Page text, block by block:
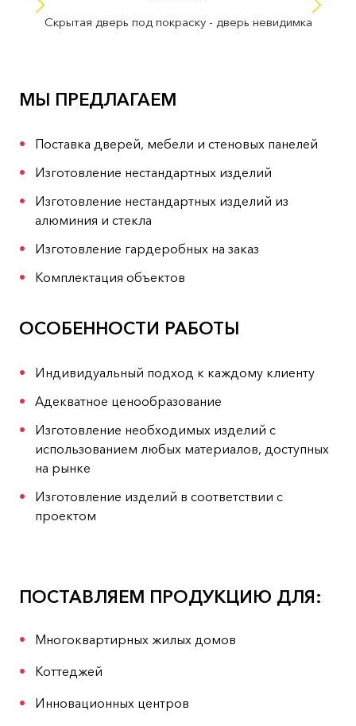
Скрытая дверь под покраску - дверь невидимка
МЫ ПРЕДЛАГАЕМ
Поставка дверей, мебели и стеновых панелей
Изготовление нестандартных изделий
Изготовление нестандартных изделий из
алюминия и стекла
Изготовление гардеробных на заказ
Комплектация объектов
ОСОБЕННОСТИ РАБОТЫ
Индивидуальный подход к каждому клиенту
Адекватное ценообразование
Изготовление необходимых изделий с
использованием любых материалов, доступных
на рынке
Изготовление изделий в соответствии с
проектом
ПОСТАВЛЯЕМ ПРОДУКЦИЮ ДЛЯ:
Многоквартирных жилых домов
Коттеджей
Инновационных центров